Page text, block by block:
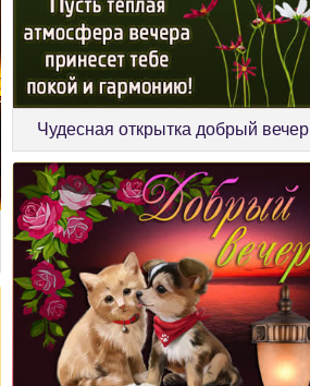
Чудесная открытка добрый вечер